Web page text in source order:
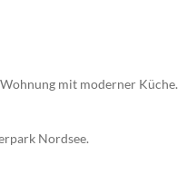
mit moderner Küche.
Nordsee.